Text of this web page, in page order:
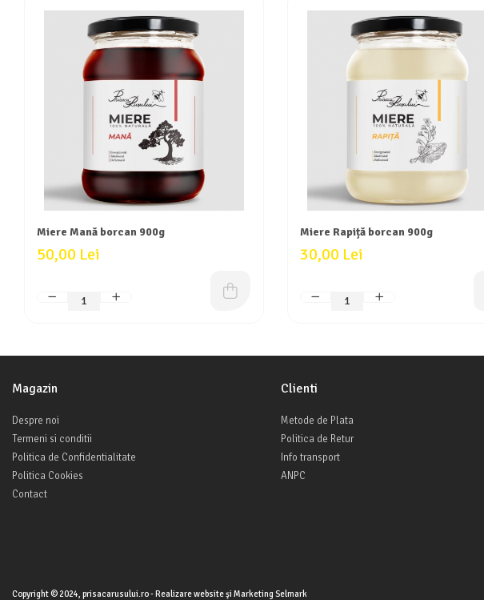
Miere Mană borcan 900g
50,00 Lei
Miere Rapiță borcan 900g
30,00 Lei
Magazin
Despre noi
Termeni si conditii
Politica de Confidentialitate
Politica Cookies
Contact
Clienti
Metode de Plata
Politica de Retur
Info transport
ANPC
Copyright © 2024, prisacarusului.ro - Realizare website şi Marketing Selmark